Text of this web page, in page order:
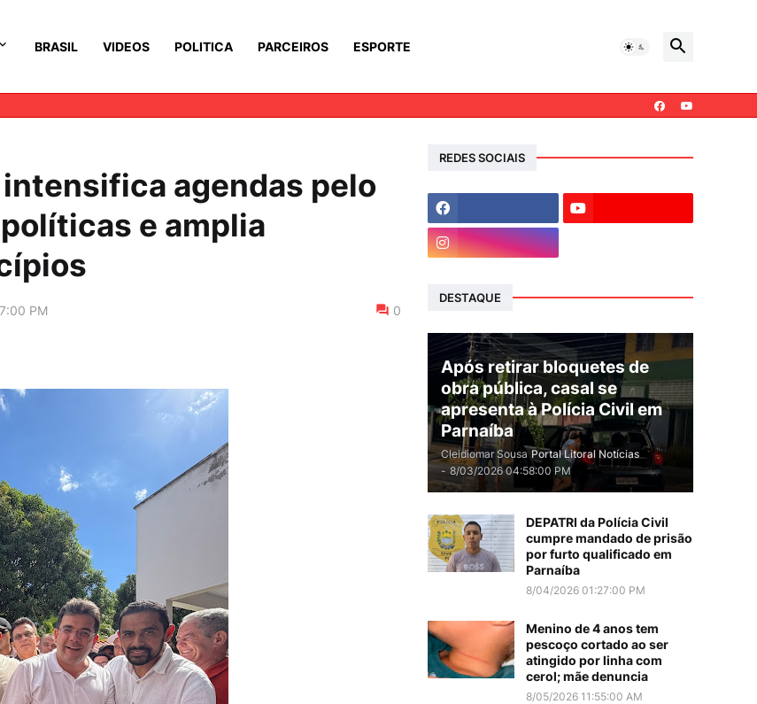
BRASIL VIDEOS POLITICA PARCEIROS ESPORTE
agendas pelo
e amplia
PM 0
REDES SOCIAIS
DESTAQUE
Após retirar bloquetes de
obra pública, casal se
apresenta à Polícia Civil em
Parnaíba
Cleidiomar Sousa Portal Litoral Notícias
- 8/03/2026 04:58:00 PM
DEPATRI da Polícia Civil
cumpre mandado de prisão
por furto qualificado em
Parnaíba
8/04/2026 01:27:00 PM
Menino de 4 anos tem
pescoço cortado ao ser
atingido por linha com
cerol; mãe denuncia
8/05/2026 11:55:00 AM